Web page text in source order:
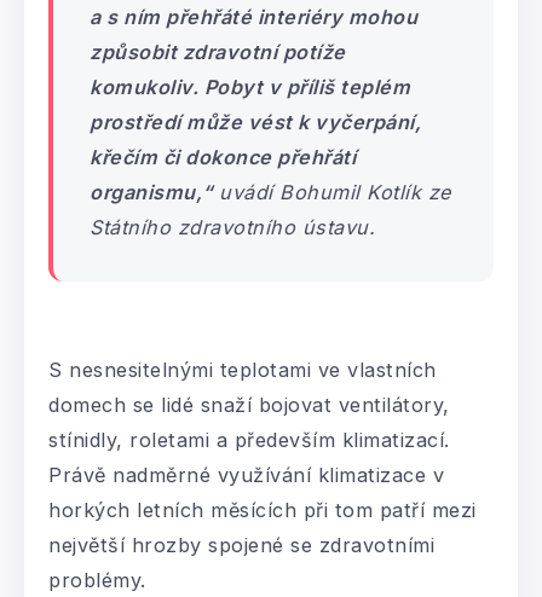
a s ním přehřáté interiéry mohou
způsobit zdravotní potíže
komukoliv. Pobyt v příliš teplém
prostředí může vést k vyčerpání,
křečím či dokonce přehřátí
organismu,“uvádí Bohumil Kotlík ze
Státního zdravotního ústavu.
S nesnesitelnými teplotami ve vlastních
domech se lidé snaží bojovat ventilátory,
stínidly, roletami a především klimatizací.
Právě nadměrné využívání klimatizace v
horkých letních měsících při tom patří mezi
největší hrozby spojené se zdravotními
problémy.